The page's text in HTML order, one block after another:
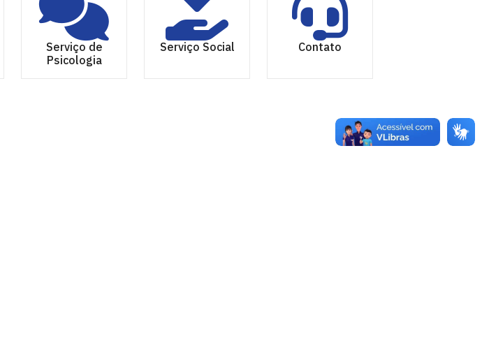
Serviço de
Psicologia
Serviço Social Contato